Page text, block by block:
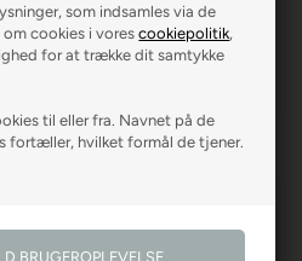
som indsamles via de
om cookies i vorescookiepolitik,
for at trække dit samtykke
til eller fra. Navnet på de
fortæller, hvilket formål de tjener.
R2 FARVEHANDEL